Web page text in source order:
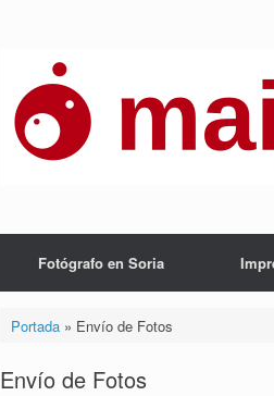
Fotógrafo en Soria
Portada» Envío de Fotos
Envío de Fotos